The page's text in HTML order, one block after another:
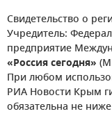
Свидетельство о
Учредитель:
предприятие
«Россия сегодня»
При любом
РИА Новости Крым
обязательна не